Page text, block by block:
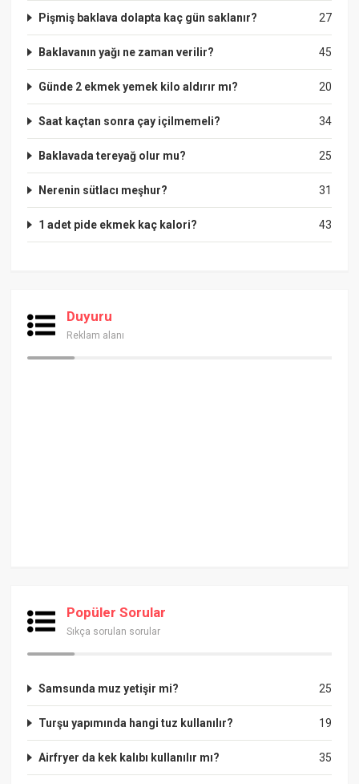
27
Pişmiş baklava dolapta kaç gün saklanır?
45
Baklavanın yağı ne zaman verilir?
20
Günde 2 ekmek yemek kilo aldırır mı?
34
Saat kaçtan sonra çay içilmemeli?
25
Baklavada tereyağ olur mu?
31
Nerenin sütlacı meşhur?
43
1 adet pide ekmek kaç kalori?
Duyuru
Reklam alanı
Popüler Sorular
Sıkça sorulan sorular
25
Samsunda muz yetişir mi?
19
Turşu yapımında hangi tuz kullanılır?
35
Airfryer da kek kalıbı kullanılır mı?